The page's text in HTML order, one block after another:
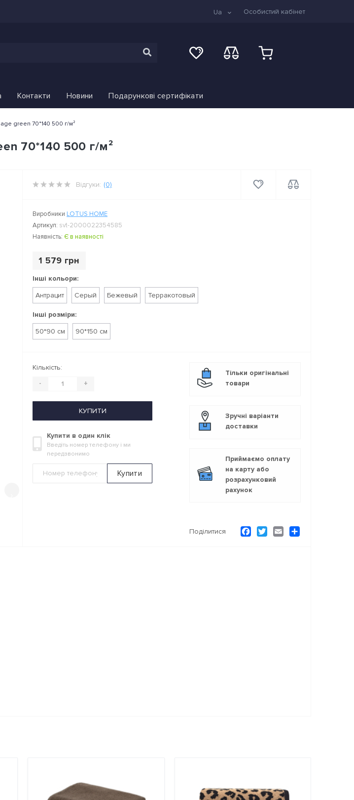
Ua Особистий кабінет
Контакти Новини Подарункові сертифікати
green 70*140 500 г/м²
70*140 500 г/м²
Відгуки: (0)
Виробники LOTUS HOME
Артикул: svt-2000022354585
Наявність: Є в наявності
1 579 грн
Інші кольори:
Антрацит
Серый Бежевый Терракотовый
Інші розміри:
50*90 см
90*150 см
Кількість:
- +
КУПИТИ
Купити в один клік
Введіть номер телефону і ми
передзвонимо
Купити
Тільки оригінальні
товари
Зручні варіанти
доставки
Приймаємо оплату
на карту або
розрахунковий
рахунок
Поділитися Facebook
TwitterEmail